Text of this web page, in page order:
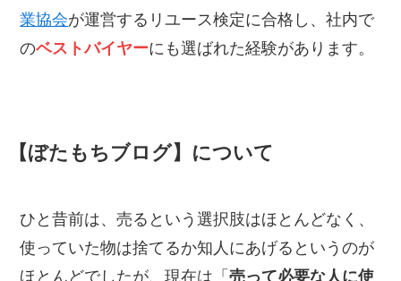
業協会が運営するリユース検定に合格し、社内で
のベストバイヤーにも選ばれた経験があります。
【ぼたもちブログ】について
ひと昔前は、売るという選択肢はほとんどなく、
使っていた物は捨てるか知人にあげるというのが
ほとんどでしたが、現在は「売って必要な人に使